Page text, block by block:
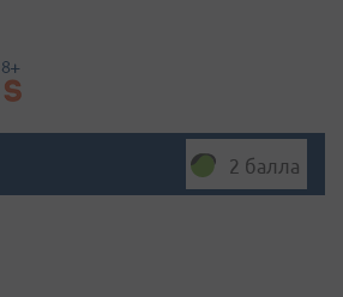
2 балла